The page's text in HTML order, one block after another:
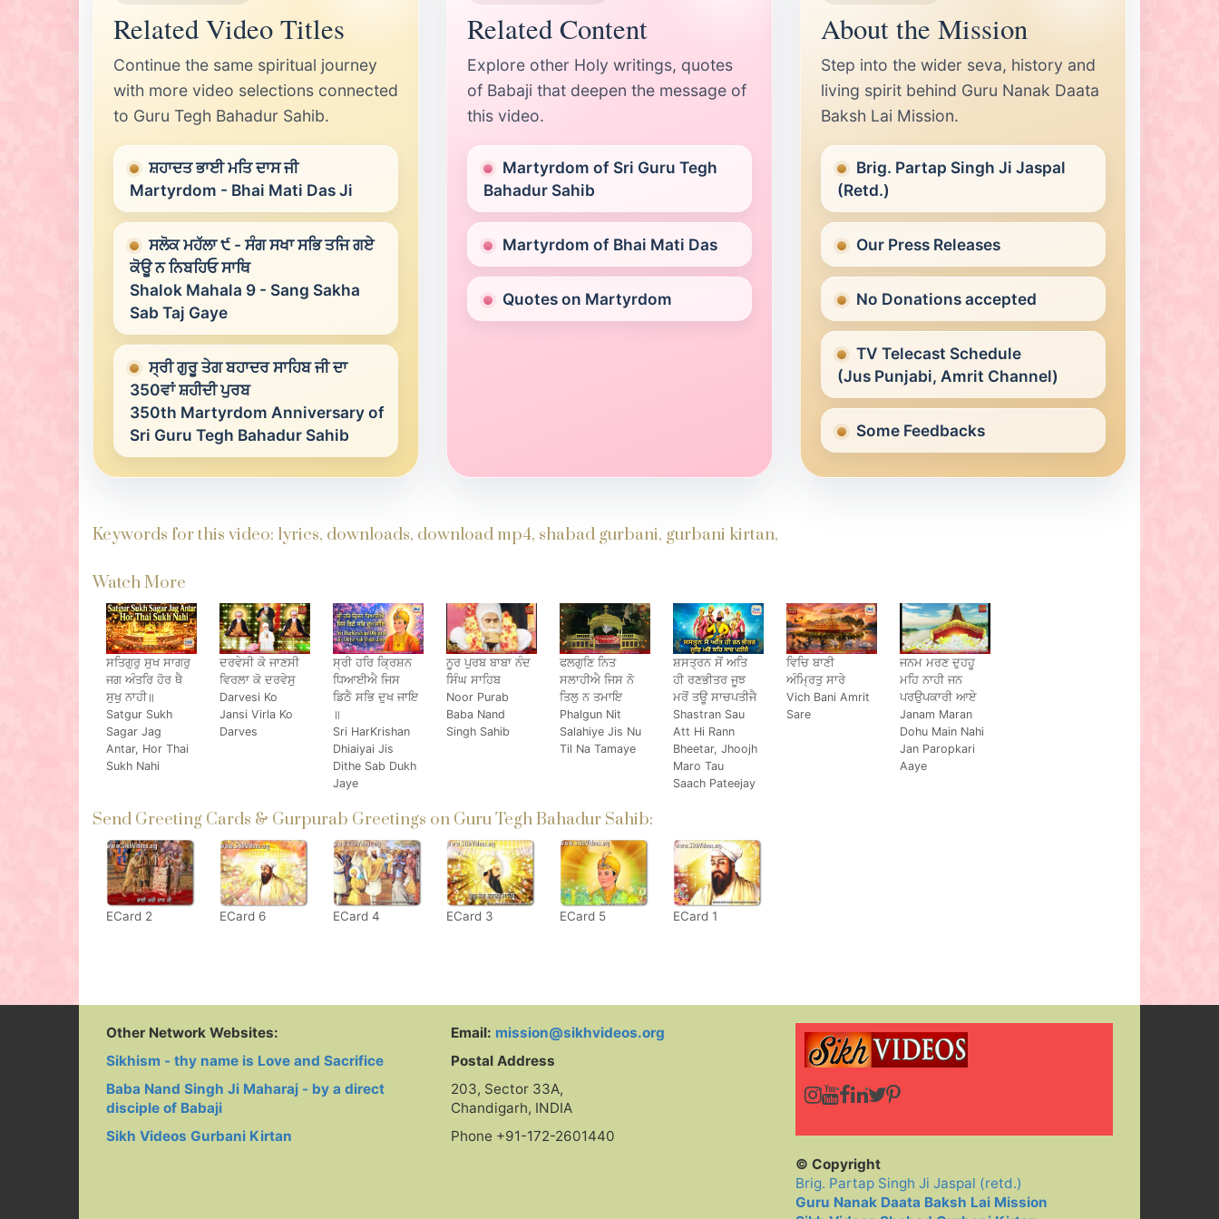
Related Video Titles
Continue the same spiritual journey
with more video selections connected
to Guru Tegh Bahadur Sahib.
ਸ਼ਹਾਦਤ ਭਾਈ ਮਤਿ ਦਾਸ ਜੀ
Martyrdom - Bhai Mati Das Ji
ਸਲੋਕ ਮਹੱਲਾ ੯ - ਸੰਗ ਸਖਾ ਸਭਿ ਤਜਿ ਗਏ
ਕੋਊ ਨ ਨਿਬਹਿਓ ਸਾਥਿ
Shalok Mahala 9 - Sang Sakha
Sab Taj Gaye
ਸ੍ਰੀ ਗੁਰੂ ਤੇਗ ਬਹਾਦਰ ਸਾਹਿਬ ਜੀ ਦਾ
350ਵਾਂ ਸ਼ਹੀਦੀ ਪੁਰਬ
350th Martyrdom Anniversary of
Sri Guru Tegh Bahadur Sahib
Related Content
Explore other Holy writings, quotes
of Babaji that deepen the message of
this video.
Martyrdom of Sri Guru Tegh
Bahadur Sahib
Martyrdom of Bhai Mati Das
Quotes on Martyrdom
About the Mission
Step into the wider seva, history and
living spirit behind Guru Nanak Daata
Baksh Lai Mission.
Brig. Partap Singh Ji Jaspal
(Retd.)
Our Press Releases
No Donations accepted
TV Telecast Schedule
(Jus Punjabi, Amrit Channel)
Some Feedbacks
Keywords for this video: lyrics, downloads, download mp4, shabad gurbani, gurbani kirtan,
Watch More
ਸਤਿਗੁਰੁ ਸੁਖ ਸਾਗਰੁ
ਜਗ ਅੰਤਰਿ ਹੋਰ ਥੈ
ਸੁਖੁ ਨਾਹੀ॥
Satgur Sukh
Sagar Jag
Antar, Hor Thai
Sukh Nahi
ਦਰਵੇਸੀ ਕੋ ਜਾਣਸੀ
ਵਿਰਲਾ ਕੋ ਦਰਵੇਸੁ
Darvesi Ko
Jansi Virla Ko
Darves
ਸ੍ਰੀ ਹਰਿ ਕ੍ਰਿਸ਼ਨ
ਧਿਆਈਐ ਜਿਸ
ਡਿਠੈ ਸਭਿ ਦੁਖ ਜਾਇ
॥
Sri HarKrishan
Dhiaiyai Jis
Dithe Sab Dukh
Jaye
ਨੂਰ ਪੁਰਬ ਬਾਬਾ ਨੰਦ
ਸਿੰਘ ਸਾਹਿਬ
Noor Purab
Baba Nand
Singh Sahib
ਫਲਗੁਣਿ ਨਿਤ
ਸਲਾਹੀਐ ਜਿਸ ਨੋ
ਤਿਲੁ ਨ ਤਮਾਇ
Phalgun Nit
Salahiye Jis Nu
Til Na Tamaye
ਸ਼ਸਤ੍ਰਨ ਸੋਂ ਅਤਿ
ਹੀ ਰਣਭੀਤਰ ਜੂਝ
ਮਰੋਂ ਤਊ ਸਾਚਪਤੀਜੈ
Shastran Sau
Att Hi Rann
Bheetar, Jhoojh
Maro Tau
Saach Pateejay
ਵਿਚਿ ਬਾਣੀ
ਅੰਮ੍ਰਿਤੁ ਸਾਰੇ
Vich Bani Amrit
Sare
ਜਨਮ ਮਰਣ ਦੁਹਹੂ
ਮਹਿ ਨਾਹੀ ਜਨ
ਪਰਉਪਕਾਰੀ ਆਏ
Janam Maran
Dohu Main Nahi
Jan Paropkari
Aaye
Send Greeting Cards & Gurpurab Greetings on Guru Tegh Bahadur Sahib:
ECard 2 ECard 6 ECard 4 ECard 3 ECard 5 ECard 1
Other Network Websites:
Sikhism - thy name is Love and Sacrifice
Baba Nand Singh Ji Maharaj - by a direct
disciple of Babaji
Sikh Videos Gurbani Kirtan
Email: mission@sikhvideos.org
Postal Address
203, Sector 33A,
Chandigarh, INDIA
Phone +91-172-2601440
© Copyright
Brig. Partap Singh Ji Jaspal (retd.)
Guru Nanak Daata Baksh Lai Mission